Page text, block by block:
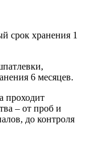
хранения 1
6 месяцев.
проходит
– от проб и
до контроля